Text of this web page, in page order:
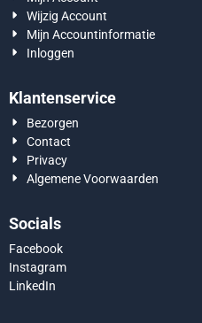
Wijzig Account
Mijn Accountinformatie
Inloggen
Klantenservice
Bezorgen
Contact
Privacy
Algemene Voorwaarden
Socials
Facebook
Instagram
LinkedIn